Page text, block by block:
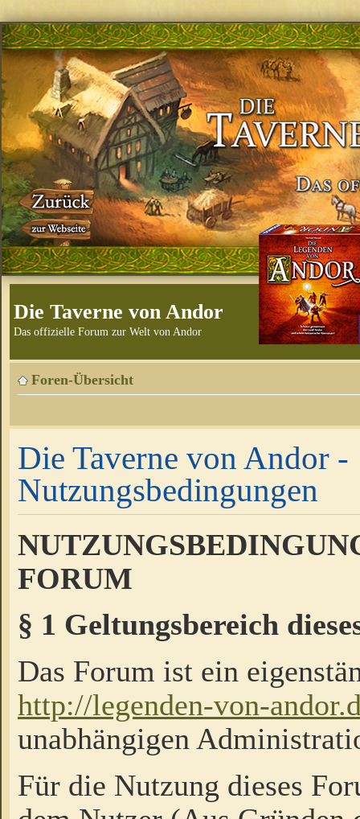
Die Taverne von Andor
Das offizielle Forum zur Welt von Andor
Foren-Übersicht
Die Taverne von Andor -
Nutzungsbedingungen
FORUM
§ 1 Geltungsbereich
Das Forum ist ein
http://legenden-von-
unabhängigen
Für die Nutzung dieses